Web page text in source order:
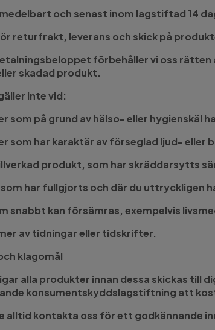
och senast inom lagstiftad 14
returfrakt, leverans och skick på
förbehåller vi oss
skadad produkt.
inte vid:
som på grund av hälso- eller hygienskäl
som har karaktär av förseglad ljud- eller
produkt, som har skräddarsytts
har fullgjorts och där du
snabbt kan försämras, exempelvis
av tidningar eller tidskrifter.
klagomål
alla produkter innan dessa skickas till
konsumentskyddslagstiftning att
alltid kontakta oss för ett godkännande